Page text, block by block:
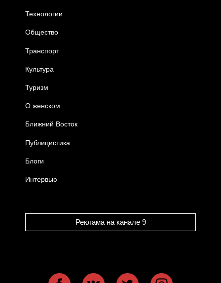
Технологии
Общество
Транспорт
Культура
Туризм
О женском
Ближний Восток
Публицистика
Блоги
Интервью
Реклама на канале 9